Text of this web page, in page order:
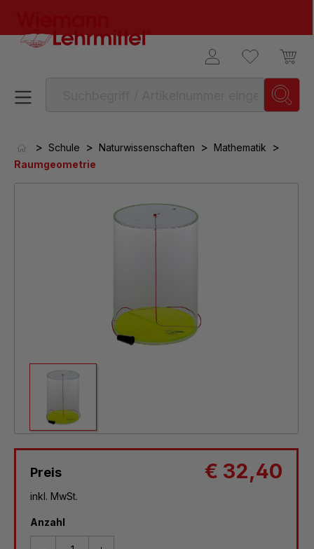
> Schule > Naturwissenschaften > Mathematik >
Raumgeometrie
Preis € 32,40
inkl. MwSt.
Anzahl